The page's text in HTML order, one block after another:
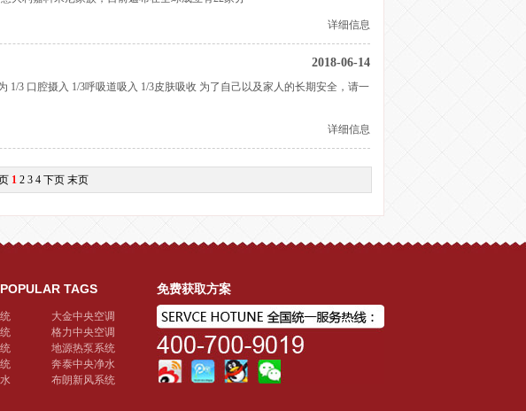
详细信息
2018-06-14
3 口腔摄入 1/3呼吸道吸入 1/3皮肤吸收 为了自己以及家人的长期安全，请一
详细信息
1 2 3 4 下页 末页
TAGS
大金中央空调
格力中央空调
地源热泵系统
奔泰中央净水
布朗新风系统
免费获取方案